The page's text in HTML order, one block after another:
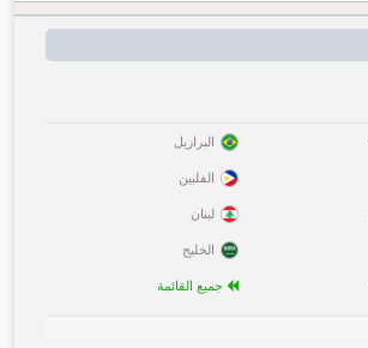
البرازيل
الفلبين
لبنان
الخليج
جميع القائمة